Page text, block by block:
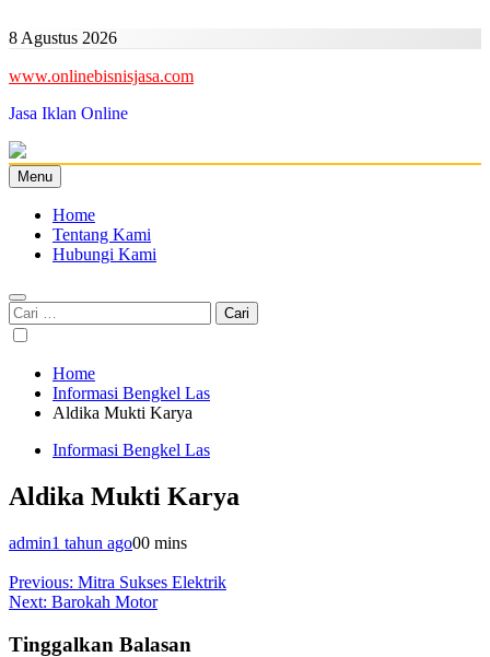
to
8 Agustus 2026
www.onlinebisnisjasa.com
Jasa Iklan Online
Menu
Home
Tentang Kami
Hubungi Kami
Cari
untuk:
Home
Informasi Bengkel Las
Aldika Mukti Karya
Informasi Bengkel Las
Aldika Mukti Karya
admin1 tahun ago00 mins
Navigasi
pos
Previous: Mitra Sukses Elektrik
Next: Barokah Motor
Tinggalkan Balasan